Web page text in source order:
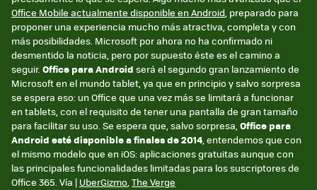
Office Mobile actualmente disponible en Android, preparado para
proponer una experiencia mucho más atractiva, completa y con
más posibilidades. Microsoft por ahora no ha confirmado ni
desmentido la noticia, pero por supuesto éste es el camino a
seguir. Office para Android será el segundo gran lanzamiento de
Microsoft en el mundo tablet, ya que en principio y salvo sorpresa
se espera eso: un Office que una vez más se limitará a funcionar
en tablets, con el requisito de tener una pantalla de gran tamaño
para facilitar su uso. Se espera que, salvo sorpresa,Office para
Android esté disponible a finales de 2014, entendemos que con
el mismo modelo que en iOS: aplicaciones gratuitas aunque con
las principales funcionalidades limitadas para los suscriptores de
Office 365. Vía | UberGizmo,The Verge